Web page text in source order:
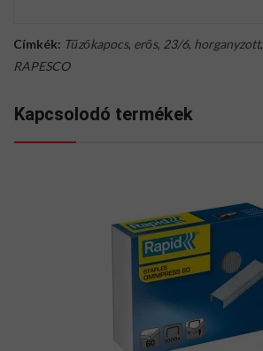
Címkék: Tűzőkapocs, erős, 23/6, horganyzott,
RAPESCO
Kapcsolodó termékek